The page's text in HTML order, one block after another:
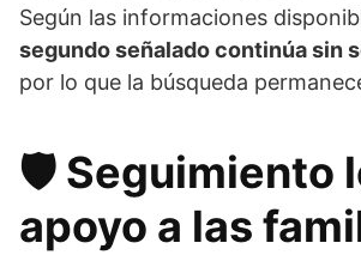
Según las informaciones
segundo señalado continúa sin
por lo que la búsqueda
🛡️ Seguimiento
apoyo a las